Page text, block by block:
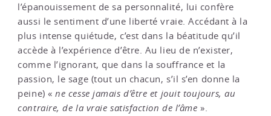
l’épanouissement de sa personnalité, lui confère
aussi le sentiment d’une liberté vraie. Accédant à la
plus intense quiétude, c’est dans la béatitude qu’il
accède à l’expérience d’être. Au lieu de n’exister,
comme l’ignorant, que dans la souffrance et la
passion, le sage (tout un chacun, s’il s’en donne la
peine) «ne cesse jamais d’être et jouit toujours, au
contraire, de la vraie satisfaction de l’âme ».